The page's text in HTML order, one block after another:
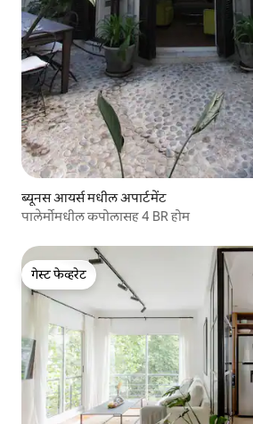
ब्यूनस आयर्स मधील अपार्टमेंट
पालेर्मोमधील कपोलासह 4 BR होम
गेस्ट फेव्हरेट
गेस्ट फेव्हरेट